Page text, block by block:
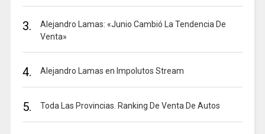
3.
Alejandro Lamas: «Junio Cambió La Tendencia De
Venta»
4. Alejandro Lamas en Impolutos Stream
5. Toda Las Provincias. Ranking De Venta De Autos